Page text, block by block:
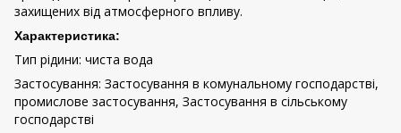
захищених від атмосферного впливу.
Характеристика:
Тип рідини: чиста вода
Застосування: Застосування в комунальному господарстві,
промислове застосування, Застосування в сільському
господарстві